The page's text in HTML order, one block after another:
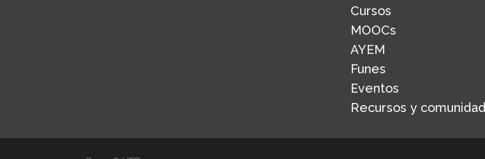
Cursos
MOOCs
AYEM
Funes
Eventos
Recursos y comunidad